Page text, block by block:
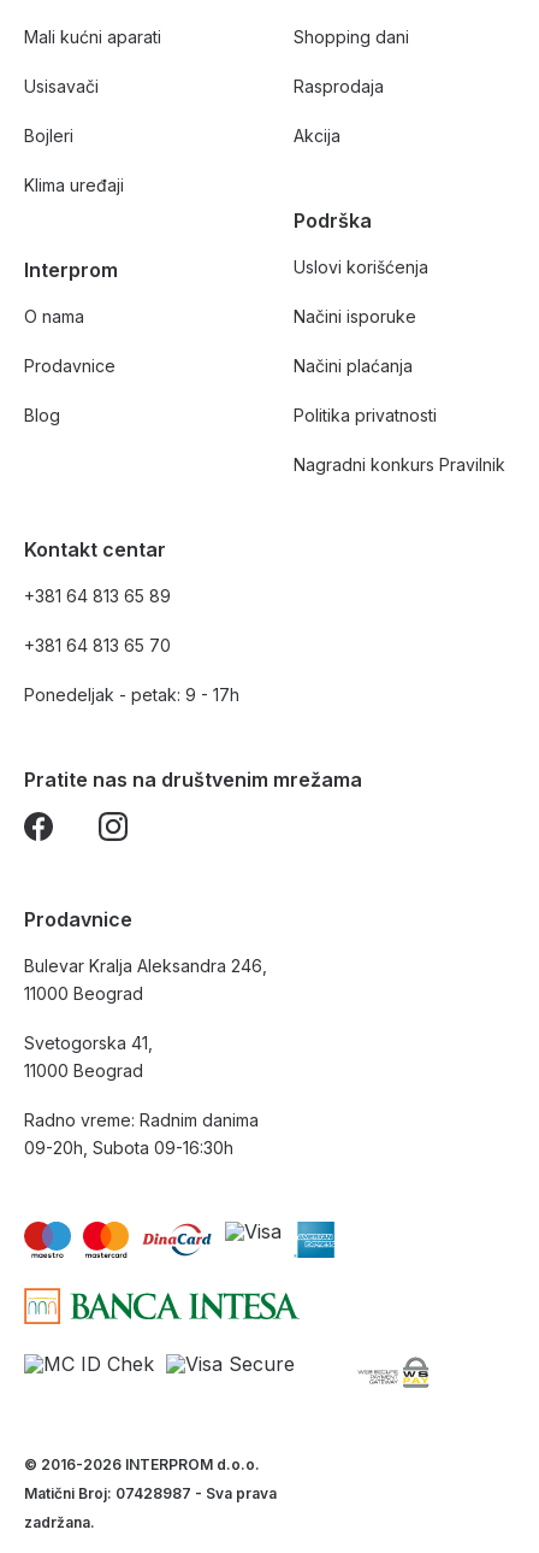
Mali kućni aparati
Usisavači
Bojleri
Klima uređaji
Interprom
O nama
Prodavnice
Blog
Shopping dani
Rasprodaja
Akcija
Podrška
Uslovi korišćenja
Načini isporuke
Načini plaćanja
Politika privatnosti
Nagradni konkurs Pravilnik
Kontakt centar
+381 64 813 65 89
+381 64 813 65 70
Ponedeljak - petak: 9 - 17h
Pratite nas na društvenim mrežama
Prodavnice
Bulevar Kralja Aleksandra 246,
11000 Beograd
Svetogorska 41,
11000 Beograd
Radno vreme: Radnim danima
09-20h, Subota 09-16:30h
© 2016-2026 INTERPROM d.o.o.
Matični Broj: 07428987 - Sva prava
zadržana.